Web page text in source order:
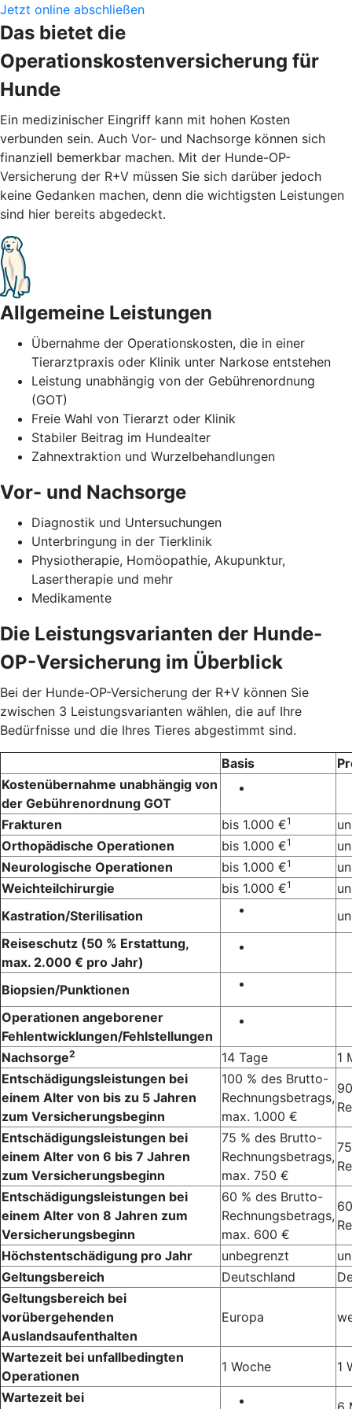
Jetzt online abschließen
Das bietet die
Operationskostenversicherung für
Hunde
Ein medizinischer Eingriff kann mit hohen Kosten
verbunden sein. Auch Vor- und Nachsorge können sich
finanziell bemerkbar machen. Mit der Hunde-OP-
Versicherung der R+V müssen Sie sich darüber jedoch
keine Gedanken machen, denn die wichtigsten Leistungen
sind hier bereits abgedeckt.
Allgemeine Leistungen
Übernahme der Operationskosten, die in einer
Tierarztpraxis oder Klinik unter Narkose entstehen
Leistung unabhängig von der Gebührenordnung
(GOT)
Freie Wahl von Tierarzt oder Klinik
Stabiler Beitrag im Hundealter
Zahnextraktion und Wurzelbehandlungen
Vor- und Nachsorge
Diagnostik und Untersuchungen
Unterbringung in der Tierklinik
Physiotherapie, Homöopathie, Akupunktur,
Lasertherapie und mehr
Medikamente
Die Leistungsvarianten der Hunde-
OP-Versicherung im Überblick
Bei der Hunde-OP-Versicherung der R+V können Sie
zwischen 3 Leistungsvarianten wählen, die auf Ihre
Bedürfnisse und die Ihres Tieres abgestimmt sind.
Basis
Kostenübernahme unabhängig von
der Gebührenordnung GOT
Frakturen
bis 1.000 €1
Orthopädische Operationen
bis 1.000 €1
Neurologische Operationen
bis 1.000 €1
Weichteilchirurgie
bis 1.000 €1
Kastration/Sterilisation
Reiseschutz (50 % Erstattung,
max. 2.000 € pro Jahr)
Biopsien/Punktionen
Operationen angeborener
Fehlentwicklungen/Fehlstellungen
Nachsorge2 14 Tage
1
Entschädigungsleistungen bei
einem Alter von bis zu 5 Jahren
zum Versicherungsbeginn
100 % des Brutto-
Rechnungsbetrags,
max. 1.000 €
Entschädigungsleistungen bei
einem Alter von 6 bis 7 Jahren
zum Versicherungsbeginn
75 % des Brutto-
Rechnungsbetrags,
max. 750 €
Entschädigungsleistungen bei
einem Alter von 8 Jahren zum
Versicherungsbeginn
60 % des Brutto-
Rechnungsbetrags,
max. 600 €
Höchstentschädigung pro Jahr
unbegrenzt
Geltungsbereich
Deutschland
Geltungsbereich bei
vorübergehenden
Auslandsaufenthalten
Europa
Wartezeit bei unfallbedingten
Operationen
1 Woche
1
Wartezeit bei